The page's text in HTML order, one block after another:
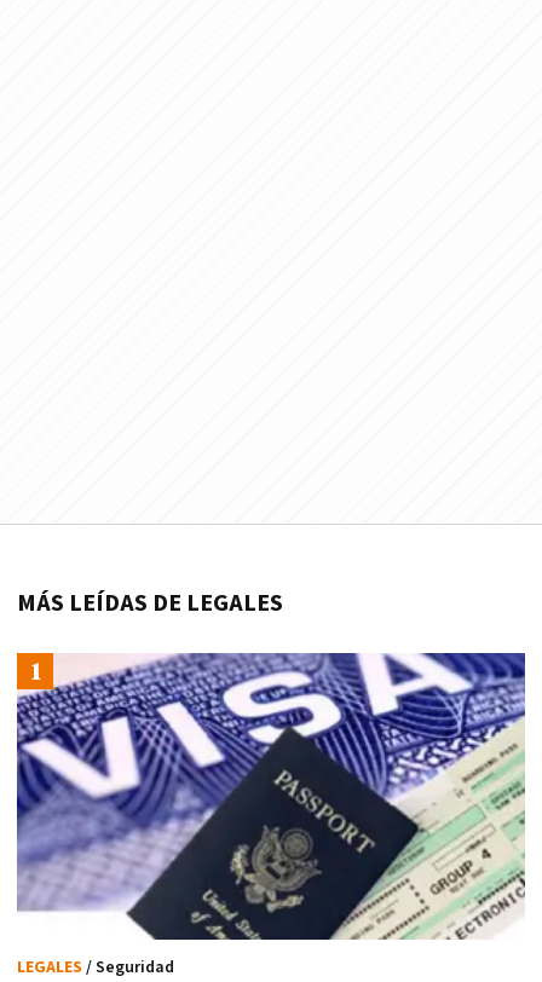
MÁS LEÍDAS DE LEGALES
LEGALES / Seguridad